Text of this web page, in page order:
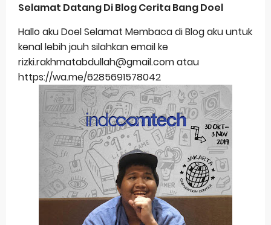
Selamat Datang Di Blog Cerita Bang Doel
Hallo aku Doel Selamat Membaca di Blog aku untuk
kenal lebih jauh silahkan email ke
rizki.rakhmatabdullah@gmail.com atau
https://wa.me/6285691578042